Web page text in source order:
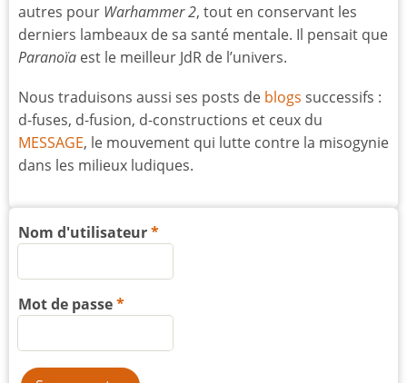
autres pour Warhammer 2, tout en conservant les
derniers lambeaux de sa santé mentale. Il pensait que
Paranoïa est le meilleur JdR de l’univers.
Nous traduisons aussi ses posts de blogs successifs :
d-fuses, d-fusion, d-constructions et ceux du
MESSAGE, le mouvement qui lutte contre la misogynie
dans les milieux ludiques.
Nom d'utilisateur
Mot de passe